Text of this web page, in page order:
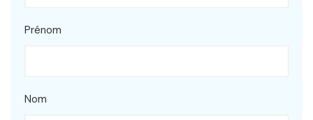
Prénom
Nom